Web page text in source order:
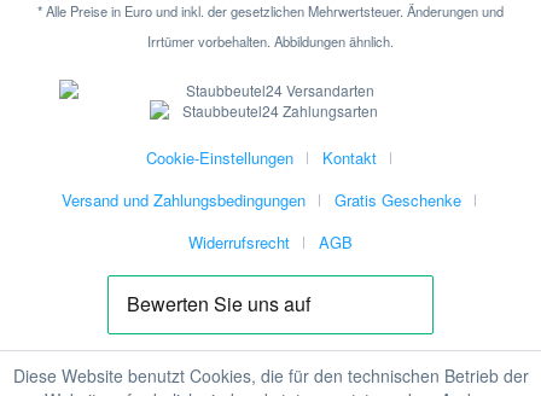
* Alle Preise in Euro und inkl. der gesetzlichen Mehrwertsteuer. Änderungen und
Irrtümer vorbehalten. Abbildungen ähnlich.
Cookie-Einstellungen
Kontakt
Versand und Zahlungsbedingungen
Gratis Geschenke
Widerrufsrecht
AGB
Diese Website benutzt Cookies, die für den technischen Betrieb der